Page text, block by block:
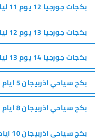
بكجات جورجيا 12 يوم 11 ليلة
بكجات جورجيا 13 يوم 12 ليلة
بكجات جورجيا 14 يوم 13 ليلة
بكج سياحي اذربيجان 5 ايام 4 ليالي
بكج سياحي اذربيجان 8 ايام 7 ليالي
بكج سياحي اذربيجان 10 ايام 9 ليالي